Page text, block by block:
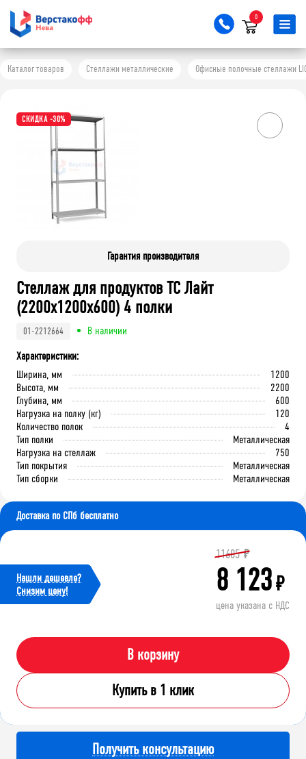
0
Каталог товаров Стеллажи металлические Офисные полочные стеллажи
СКИДКА -30%
Гарантия производителя
Стеллаж для продуктов ТС Лайт
(2200x1200x600) 4 полки
01-2212664
В наличии
Характеристики:
Ширина, мм
1200
Высота, мм
2200
Глубина, мм
600
Нагрузка на полку (кг)
120
Количество полок
4
Тип полки
Металлическая
Нагрузка на стеллаж
750
Тип покрытия
Металлическая
Тип сборки
Металлическая
Доставка по СПб бесплатно
Нашли дешевле?
Cнизим цену!
11605 ₽
8 123₽
цена указана с НДС
В корзину
Купить в 1 клик
Получить консультацию